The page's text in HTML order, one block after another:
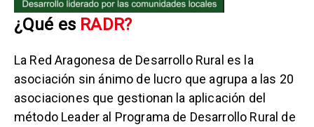
¿Qué es RADR?
La Red Aragonesa de Desarrollo Rural es la
asociación sin ánimo de lucro que agrupa a las 20
asociaciones que gestionan la aplicación del
método Leader al Programa de Desarrollo Rural de